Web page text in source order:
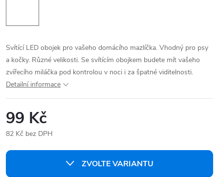
Svítící LED obojek pro vašeho domácího mazlíčka. Vhodný pro psy
a kočky. Různé velikosti. Se svítícím obojkem budete mít vašeho
zvířecího miláčka pod kontrolou v noci i za špatné viditelnosti.
Detailní informace
99 Kč
82 Kč bez DPH
cena:
ZVOLTE VARIANTU